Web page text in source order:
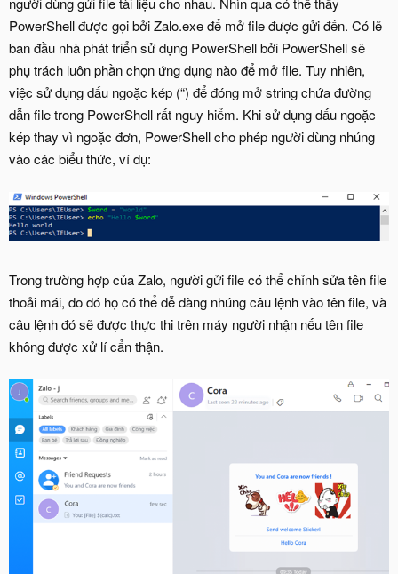
PowerShell được gọi bởi Zalo.exe để mở file được gửi đến. Có lẽ
ban đầu nhà phát triển sử dụng PowerShell bởi PowerShell sẽ
phụ trách luôn phần chọn ứng dụng nào để mở file. Tuy nhiên,
việc sử dụng dấu ngoặc kép (“) để đóng mở string chứa đường
dẫn file trong PowerShell rất nguy hiểm. Khi sử dụng dấu ngoặc
kép thay vì ngoặc đơn, PowerShell cho phép người dùng nhúng
vào các biểu thức, ví dụ:
Trong trường hợp của Zalo, người gửi file có thể chỉnh sửa tên file
thoải mái, do đó họ có thể dễ dàng nhúng câu lệnh vào tên file, và
câu lệnh đó sẽ được thực thi trên máy người nhận nếu tên file
không được xử lí cẩn thận.